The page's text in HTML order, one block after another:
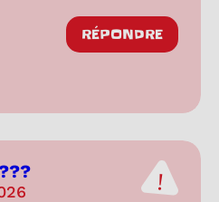
les réactions
RÉPONDRE